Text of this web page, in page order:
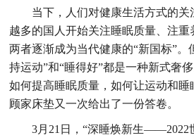
当下，人们对健康生活方式的
越多的国人开始关注睡眠质量、注重
两者逐渐成为当代健康的“新国标”。
持运动”和“睡得好”都是一种新式奢
如何提高睡眠质量，如何让运动和睡
顾家床垫又一次给出了一份答卷。
3月21日，“深睡焕新生——2022